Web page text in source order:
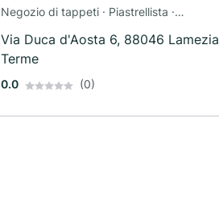
Negozio di tappeti · Piastrellista ·
Via Duca d'Aosta 6, 88046 Lamezia
Terme
0.0 (0)